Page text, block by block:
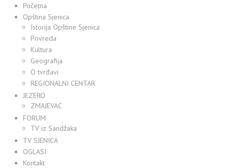
Početna
Opština Sjenica
Istorija Opštine Sjenica
Privreda
Kultura
Geografija
O tvrđavi
REGIONALNI CENTAR
JEZERO
ZMAJEVAC
FORUM
TV iz Sandžaka
TV SJENICA
OGLASI
Kontakt